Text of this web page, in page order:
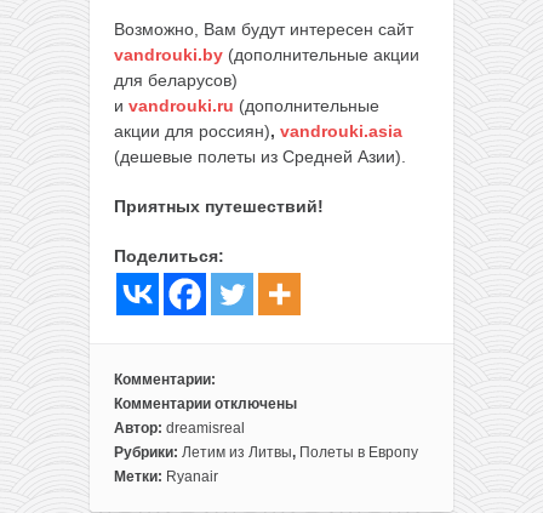
Возможно, Вам будут интересен сайт
vandrouki.by (дополнительные акции
для беларусов)
и vandrouki.ru (дополнительные
акции для россиян), vandrouki.asia
(дешевые полеты из Средней Азии).
Приятных путешествий!
Поделиться:
Комментарии:
Комментарии
к
записи
По
отключены
Автор: dreamisreal
Рубрики: Летим из Литвы, Полеты в Европу
Метки: Ryanair